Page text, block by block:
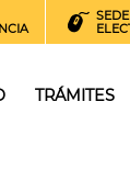
SEDE
TRÁMITES